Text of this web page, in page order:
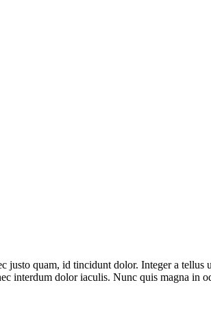
justo quam, id tincidunt dolor. Integer a
interdum dolor iaculis. Nunc quis magna in